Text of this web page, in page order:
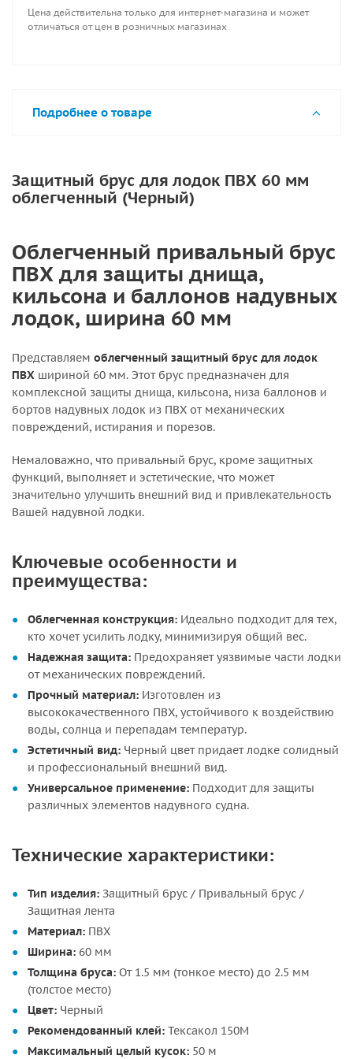
Материал - ПВХ.
Ширина 60 мм
Цена действительна только для интернет-магазина и может
отличаться от цен в розничных магазинах
Подробнее о товаре
Защитный брус для лодок ПВХ 60 мм
облегченный (Черный)
Облегченный привальный брус
ПВХ для защиты днища,
кильсона и баллонов надувных
лодок, ширина 60 мм
Представляем облегченный защитный брус для лодок
ПВХ шириной 60 мм. Этот брус предназначен для
комплексной защиты днища, кильсона, низа баллонов и
бортов надувных лодок из ПВХ от механических
повреждений, истирания и порезов.
Немаловажно, что привальный брус, кроме защитных
функций, выполняет и эстетические, что может
значительно улучшить внешний вид и привлекательность
Вашей надувной лодки.
Ключевые особенности и
преимущества:
Облегченная конструкция: Идеально подходит для тех,
кто хочет усилить лодку, минимизируя общий вес.
Надежная защита: Предохраняет уязвимые части лодки
от механических повреждений.
Прочный материал: Изготовлен из
высококачественного ПВХ, устойчивого к воздействию
воды, солнца и перепадам температур.
Эстетичный вид: Черный цвет придает лодке солидный
и профессиональный внешний вид.
Универсальное применение: Подходит для защиты
различных элементов надувного судна.
Технические характеристики:
Тип изделия: Защитный брус / Привальный брус /
Защитная лента
Материал: ПВХ
Ширина: 60 мм
Толщина бруса: От 1.5 мм (тонкое место) до 2.5 мм
(толстое место)
Цвет: Черный
Рекомендованный клей: Тексакол 150М
Максимальный целый кусок: 50 м